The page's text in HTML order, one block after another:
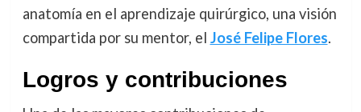
anatomía en el aprendizaje quirúrgico, una visión
compartida por su mentor, el José Felipe Flores.
Logros y contribuciones